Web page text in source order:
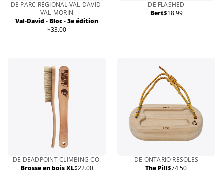
DE PARC RÉGIONAL VAL-DAVID-
VAL-MORIN
Val-David - Bloc - 3e édition
Prix
$33.00
DE FLASHED
BertPrix
$18.99
DE DEADPOINT CLIMBING CO.
Brosse en bois XLPrix
$22.00
DE ONTARIO RESOLES
The PillPrix
$74.50